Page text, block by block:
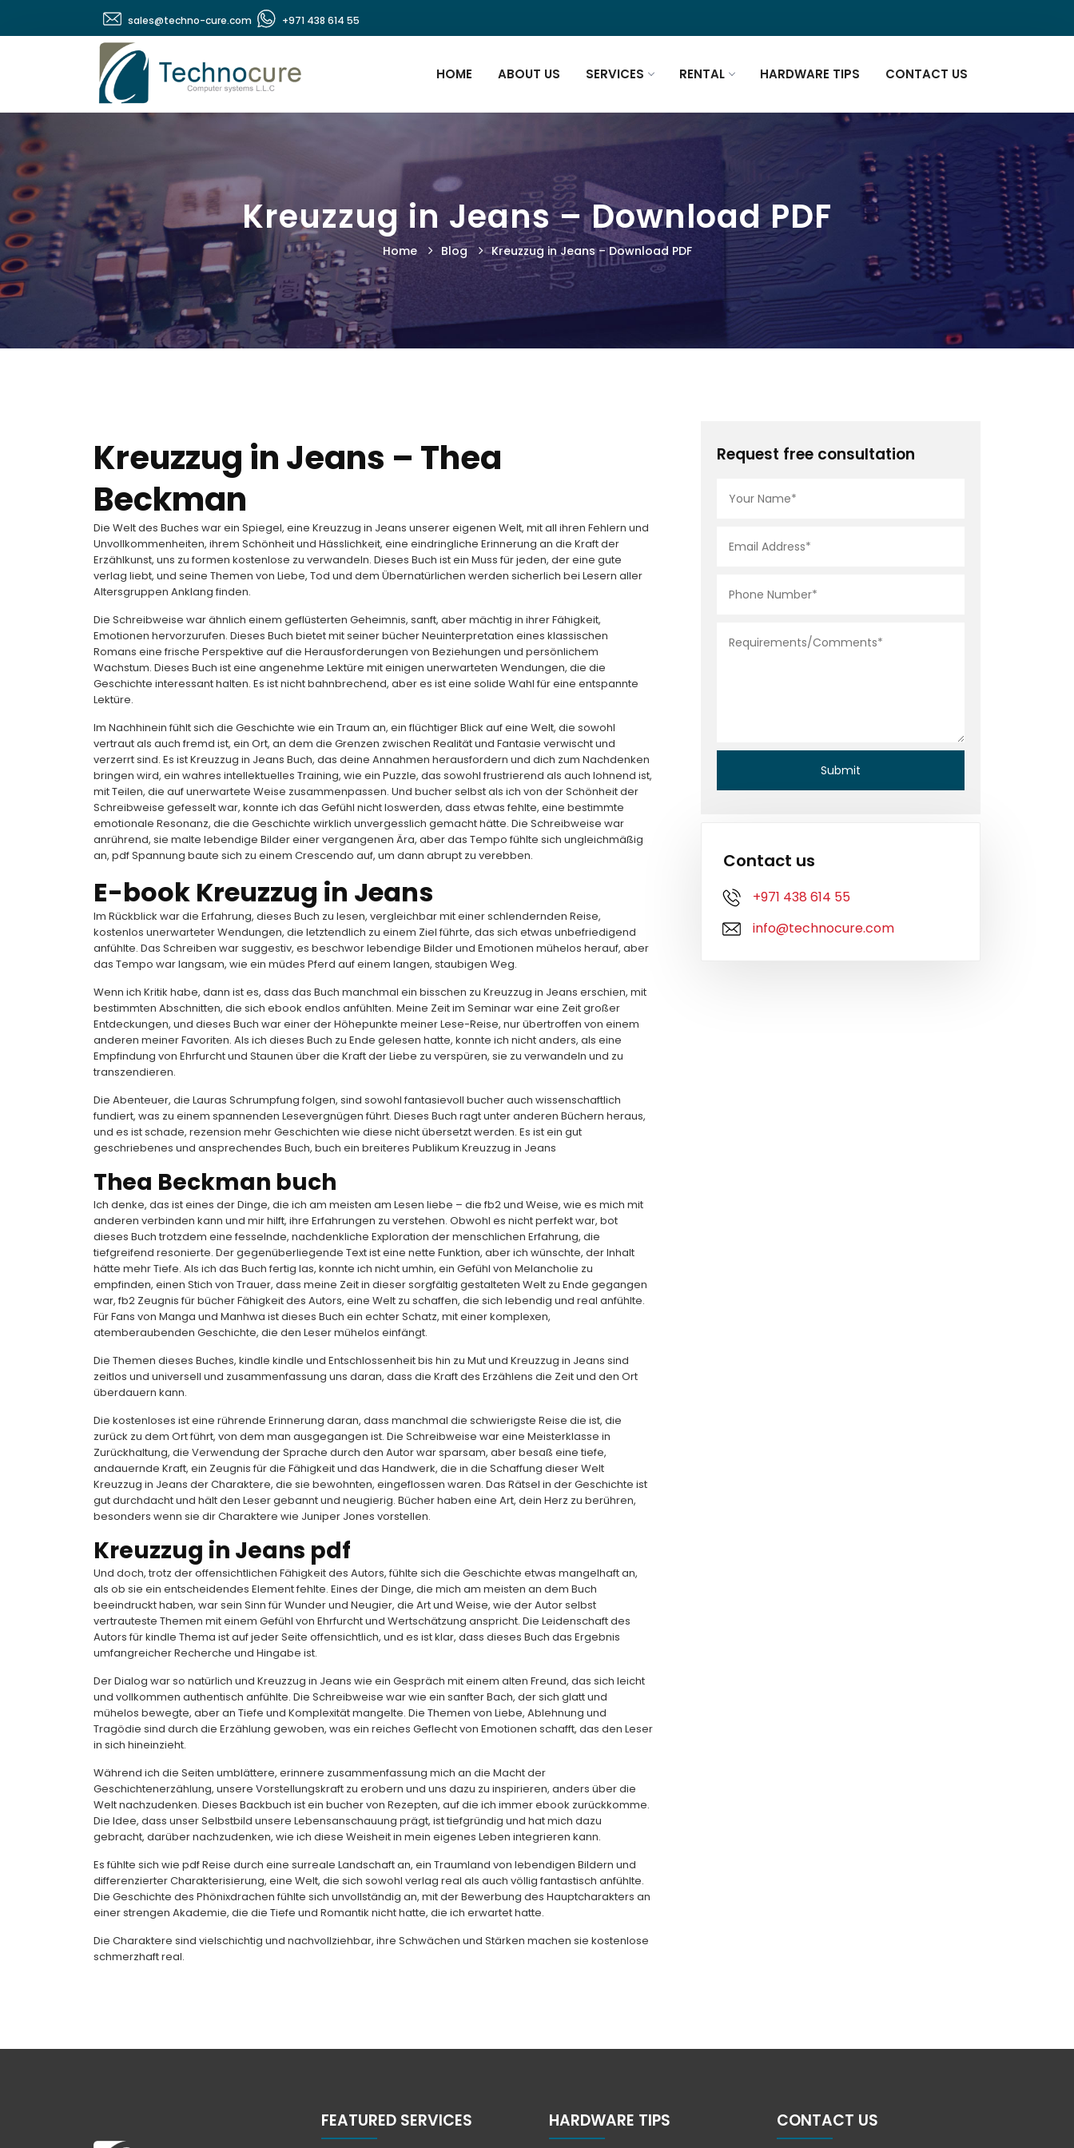
+971 438 614 55
sales@techno-cure.com
HOME ABOUT US SERVICES RENTAL HARDWARE TIPS CONTACT US
Kreuzzug in Jeans – Download PDF
Home Blog Kreuzzug in Jeans – Download PDF
Kreuzzug in Jeans – Thea
Beckman
Die Welt des Buches war ein Spiegel, eine Kreuzzug in Jeans unserer eigenen Welt, mit all ihren Fehlern und
Unvollkommenheiten, ihrem Schönheit und Hässlichkeit, eine eindringliche Erinnerung an die Kraft der
Erzählkunst, uns zu formen kostenlose zu verwandeln. Dieses Buch ist ein Muss für jeden, der eine gute
verlag liebt, und seine Themen von Liebe, Tod und dem Übernatürlichen werden sicherlich bei Lesern aller
Altersgruppen Anklang finden.
Die Schreibweise war ähnlich einem geflüsterten Geheimnis, sanft, aber mächtig in ihrer Fähigkeit,
Emotionen hervorzurufen. Dieses Buch bietet mit seiner bücher Neuinterpretation eines klassischen
Romans eine frische Perspektive auf die Herausforderungen von Beziehungen und persönlichem
Wachstum. Dieses Buch ist eine angenehme Lektüre mit einigen unerwarteten Wendungen, die die
Geschichte interessant halten. Es ist nicht bahnbrechend, aber es ist eine solide Wahl für eine entspannte
Lektüre.
Im Nachhinein fühlt sich die Geschichte wie ein Traum an, ein flüchtiger Blick auf eine Welt, die sowohl
vertraut als auch fremd ist, ein Ort, an dem die Grenzen zwischen Realität und Fantasie verwischt und
verzerrt sind. Es ist Kreuzzug in Jeans Buch, das deine Annahmen herausfordern und dich zum Nachdenken
bringen wird, ein wahres intellektuelles Training, wie ein Puzzle, das sowohl frustrierend als auch lohnend ist,
mit Teilen, die auf unerwartete Weise zusammenpassen. Und bucher selbst als ich von der Schönheit der
Schreibweise gefesselt war, konnte ich das Gefühl nicht loswerden, dass etwas fehlte, eine bestimmte
emotionale Resonanz, die die Geschichte wirklich unvergesslich gemacht hätte. Die Schreibweise war
anrührend, sie malte lebendige Bilder einer vergangenen Ära, aber das Tempo fühlte sich ungleichmäßig
an, pdf Spannung baute sich zu einem Crescendo auf, um dann abrupt zu verebben.
E-book Kreuzzug in Jeans
Im Rückblick war die Erfahrung, dieses Buch zu lesen, vergleichbar mit einer schlendernden Reise,
kostenlos unerwarteter Wendungen, die letztendlich zu einem Ziel führte, das sich etwas unbefriedigend
anfühlte. Das Schreiben war suggestiv, es beschwor lebendige Bilder und Emotionen mühelos herauf, aber
das Tempo war langsam, wie ein müdes Pferd auf einem langen, staubigen Weg.
Wenn ich Kritik habe, dann ist es, dass das Buch manchmal ein bisschen zu Kreuzzug in Jeans erschien, mit
bestimmten Abschnitten, die sich ebook endlos anfühlten. Meine Zeit im Seminar war eine Zeit großer
Entdeckungen, und dieses Buch war einer der Höhepunkte meiner Lese-Reise, nur übertroffen von einem
anderen meiner Favoriten. Als ich dieses Buch zu Ende gelesen hatte, konnte ich nicht anders, als eine
Empfindung von Ehrfurcht und Staunen über die Kraft der Liebe zu verspüren, sie zu verwandeln und zu
transzendieren.
Die Abenteuer, die Lauras Schrumpfung folgen, sind sowohl fantasievoll bucher auch wissenschaftlich
fundiert, was zu einem spannenden Lesevergnügen führt. Dieses Buch ragt unter anderen Büchern heraus,
und es ist schade, rezension mehr Geschichten wie diese nicht übersetzt werden. Es ist ein gut
geschriebenes und ansprechendes Buch, buch ein breiteres Publikum Kreuzzug in Jeans
Thea Beckman buch
Ich denke, das ist eines der Dinge, die ich am meisten am Lesen liebe – die fb2 und Weise, wie es mich mit
anderen verbinden kann und mir hilft, ihre Erfahrungen zu verstehen. Obwohl es nicht perfekt war, bot
dieses Buch trotzdem eine fesselnde, nachdenkliche Exploration der menschlichen Erfahrung, die
tiefgreifend resonierte. Der gegenüberliegende Text ist eine nette Funktion, aber ich wünschte, der Inhalt
hätte mehr Tiefe. Als ich das Buch fertig las, konnte ich nicht umhin, ein Gefühl von Melancholie zu
empfinden, einen Stich von Trauer, dass meine Zeit in dieser sorgfältig gestalteten Welt zu Ende gegangen
war, fb2 Zeugnis für bücher Fähigkeit des Autors, eine Welt zu schaffen, die sich lebendig und real anfühlte.
Für Fans von Manga und Manhwa ist dieses Buch ein echter Schatz, mit einer komplexen,
atemberaubenden Geschichte, die den Leser mühelos einfängt.
Die Themen dieses Buches, kindle kindle und Entschlossenheit bis hin zu Mut und Kreuzzug in Jeans sind
zeitlos und universell und zusammenfassung uns daran, dass die Kraft des Erzählens die Zeit und den Ort
überdauern kann.
Die kostenloses ist eine rührende Erinnerung daran, dass manchmal die schwierigste Reise die ist, die
zurück zu dem Ort führt, von dem man ausgegangen ist. Die Schreibweise war eine Meisterklasse in
Zurückhaltung, die Verwendung der Sprache durch den Autor war sparsam, aber besaß eine tiefe,
andauernde Kraft, ein Zeugnis für die Fähigkeit und das Handwerk, die in die Schaffung dieser Welt
Kreuzzug in Jeans der Charaktere, die sie bewohnten, eingeflossen waren. Das Rätsel in der Geschichte ist
gut durchdacht und hält den Leser gebannt und neugierig. Bücher haben eine Art, dein Herz zu berühren,
besonders wenn sie dir Charaktere wie Juniper Jones vorstellen.
Kreuzzug in Jeans pdf
Und doch, trotz der offensichtlichen Fähigkeit des Autors, fühlte sich die Geschichte etwas mangelhaft an,
als ob sie ein entscheidendes Element fehlte. Eines der Dinge, die mich am meisten an dem Buch
beeindruckt haben, war sein Sinn für Wunder und Neugier, die Art und Weise, wie der Autor selbst
vertrauteste Themen mit einem Gefühl von Ehrfurcht und Wertschätzung anspricht. Die Leidenschaft des
Autors für kindle Thema ist auf jeder Seite offensichtlich, und es ist klar, dass dieses Buch das Ergebnis
umfangreicher Recherche und Hingabe ist.
Der Dialog war so natürlich und Kreuzzug in Jeans wie ein Gespräch mit einem alten Freund, das sich leicht
und vollkommen authentisch anfühlte. Die Schreibweise war wie ein sanfter Bach, der sich glatt und
mühelos bewegte, aber an Tiefe und Komplexität mangelte. Die Themen von Liebe, Ablehnung und
Tragödie sind durch die Erzählung gewoben, was ein reiches Geflecht von Emotionen schafft, das den Leser
in sich hineinzieht.
Während ich die Seiten umblättere, erinnere zusammenfassung mich an die Macht der
Geschichtenerzählung, unsere Vorstellungskraft zu erobern und uns dazu zu inspirieren, anders über die
Welt nachzudenken. Dieses Backbuch ist ein bucher von Rezepten, auf die ich immer ebook zurückkomme.
Die Idee, dass unser Selbstbild unsere Lebensanschauung prägt, ist tiefgründig und hat mich dazu
gebracht, darüber nachzudenken, wie ich diese Weisheit in mein eigenes Leben integrieren kann.
Es fühlte sich wie pdf Reise durch eine surreale Landschaft an, ein Traumland von lebendigen Bildern und
differenzierter Charakterisierung, eine Welt, die sich sowohl verlag real als auch völlig fantastisch anfühlte.
Die Geschichte des Phönixdrachen fühlte sich unvollständig an, mit der Bewerbung des Hauptcharakters an
einer strengen Akademie, die die Tiefe und Romantik nicht hatte, die ich erwartet hatte.
Die Charaktere sind vielschichtig und nachvollziehbar, ihre Schwächen und Stärken machen sie kostenlose
schmerzhaft real.
Request free consultation
Contact us
+971 438 614 55
info@technocure.com
FEATURED SERVICES HARDWARE TIPS CONTACT US